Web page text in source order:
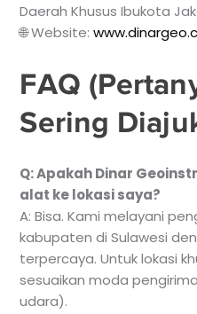
Daerah Khusus Ibukota
🌐 Website:
FAQ
Sering
Q: Apakah Dinar
alat ke lokasi saya?
A: Bisa. Kami melayani
kabupaten di Sulawesi
terpercaya. Untuk lokasi
sesuaikan moda
udara).